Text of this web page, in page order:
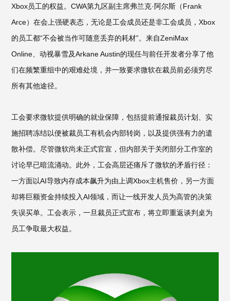
Xbox员工的权益。CWA第九区副主席弗兰克·阿尔斯（Frank
Arce）在会上强硬表态，无论是工会成员还是非工会成员，Xbox
的员工都“不会被当作可随意丢弃的耗材”。来自ZeniMax
Online、动视暴雪及Arkane Austin的现任与前任开发者分享了他
们在频繁重组中的艰难处境，并一致要求微软在裁员前必须穷尽
所有其他途径。
工会要求微软提供明确的就业保障，包括提前通报裁员计划、实
施招聘冻结以便被裁员工有机会内部转岗，以及提供强有力的遣
散补偿。尽管微软尚未正式官宣，但内部关于关闭部分工作室的
讨论早已暗流涌动。此外，工会高层还痛斥了微软的矛盾行径：
一方面以AI导致内存成本飙升为由上调Xbox主机售价，另一方面
却将巨额资金持续投入AI领域，而让一线开发人员为高管的决策
失误买单。工会表示，一旦裁员正式宣布，将立即重返谈判桌为
员工争取最大权益。